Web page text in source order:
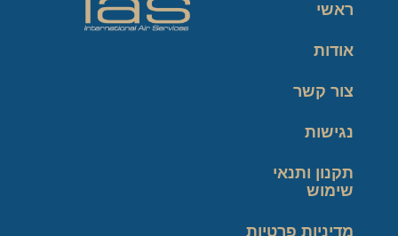
ראשי
אודות
צור קשר
נגישות
תקנון ותנאי
שימוש
מדיניות פרטיות